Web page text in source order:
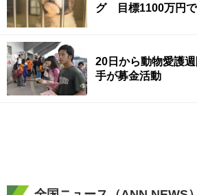
グ 目標1100万円
20日から動物愛護
手が募金活動